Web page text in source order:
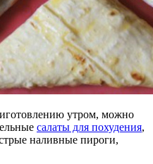
утром, можно
салаты для похудения,
наливные пироги,